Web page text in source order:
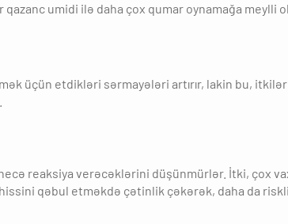
umidi ilə daha çox qumar oynamağa meylli
üçün etdikləri sərmayələri artırır, lakin bu, itkiləri
reaksiya verəcəklərini düşünmürlər. İtki, çox
qəbul etməkdə çətinlik çəkərək, daha da